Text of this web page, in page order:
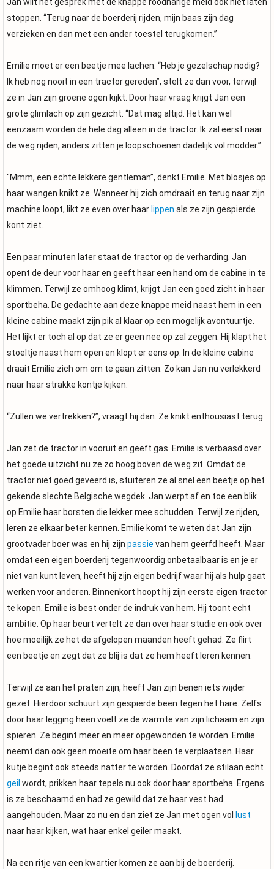
stoppen. “Terug naar de boerderij rijden, mijn baas zijn dag
verzieken en dan met een ander toestel terugkomen.”
Emilie moet er een beetje mee lachen. “Heb je gezelschap nodig?
Ik heb nog nooit in een tractor gereden”, stelt ze dan voor, terwijl
ze in Jan zijn groene ogen kijkt. Door haar vraag krijgt Jan een
grote glimlach op zijn gezicht. “Dat mag altijd. Het kan wel
eenzaam worden de hele dag alleen in de tractor. Ik zal eerst naar
de weg rijden, anders zitten je loopschoenen dadelijk vol modder.”
"Mmm, een echte lekkere gentleman”, denkt Emilie. Met blosjes op
haar wangen knikt ze. Wanneer hij zich omdraait en terug naar zijn
machine loopt, likt ze even over haar lippen als ze zijn gespierde
kont ziet.
Een paar minuten later staat de tractor op de verharding. Jan
opent de deur voor haar en geeft haar een hand om de cabine in te
klimmen. Terwijl ze omhoog klimt, krijgt Jan een goed zicht in haar
sportbeha. De gedachte aan deze knappe meid naast hem in een
kleine cabine maakt zijn pik al klaar op een mogelijk avontuurtje.
Het lijkt er toch al op dat ze er geen nee op zal zeggen. Hij klapt het
stoeltje naast hem open en klopt er eens op. In de kleine cabine
draait Emilie zich om om te gaan zitten. Zo kan Jan nu verlekkerd
naar haar strakke kontje kijken.
“Zullen we vertrekken?”, vraagt hij dan. Ze knikt enthousiast terug.
Jan zet de tractor in vooruit en geeft gas. Emilie is verbaasd over
het goede uitzicht nu ze zo hoog boven de weg zit. Omdat de
tractor niet goed geveerd is, stuiteren ze al snel een beetje op het
gekende slechte Belgische wegdek. Jan werpt af en toe een blik
op Emilie haar borsten die lekker mee schudden. Terwijl ze rijden,
leren ze elkaar beter kennen. Emilie komt te weten dat Jan zijn
grootvader boer was en hij zijn passie van hem geërfd heeft. Maar
omdat een eigen boerderij tegenwoordig onbetaalbaar is en je er
niet van kunt leven, heeft hij zijn eigen bedrijf waar hij als hulp gaat
werken voor anderen. Binnenkort hoopt hij zijn eerste eigen tractor
te kopen. Emilie is best onder de indruk van hem. Hij toont echt
ambitie. Op haar beurt vertelt ze dan over haar studie en ook over
hoe moeilijk ze het de afgelopen maanden heeft gehad. Ze flirt
een beetje en zegt dat ze blij is dat ze hem heeft leren kennen.
Terwijl ze aan het praten zijn, heeft Jan zijn benen iets wijder
gezet. Hierdoor schuurt zijn gespierde been tegen het hare. Zelfs
door haar legging heen voelt ze de warmte van zijn lichaam en zijn
spieren. Ze begint meer en meer opgewonden te worden. Emilie
neemt dan ook geen moeite om haar been te verplaatsen. Haar
kutje begint ook steeds natter te worden. Doordat ze stilaan echt
geil wordt, prikken haar tepels nu ook door haar sportbeha. Ergens
is ze beschaamd en had ze gewild dat ze haar vest had
aangehouden. Maar zo nu en dan ziet ze Jan met ogen vol
lust
naar haar kijken, wat haar enkel geiler maakt.
Na een ritje van een kwartier komen ze aan bij de boerderij.